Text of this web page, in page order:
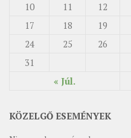
« Júl.
10
11 12
17
18 19
24
25 26
31
KÖZELGŐ ESEMÉNYEK